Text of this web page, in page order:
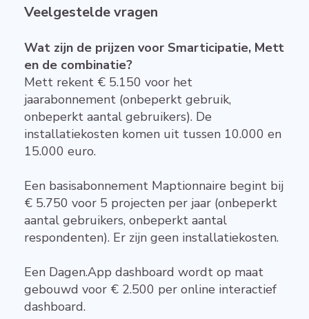
Veelgestelde vragen
Wat zijn de prijzen voor Smarticipatie, Mett
en de combinatie?
Mett rekent € 5.150 voor het
jaarabonnement (onbeperkt gebruik,
onbeperkt aantal gebruikers). De
installatiekosten komen uit tussen 10.000 en
15.000 euro.
Een basisabonnement Maptionnaire begint bij
€ 5.750 voor 5 projecten per jaar (onbeperkt
aantal gebruikers, onbeperkt aantal
respondenten). Er zijn geen installatiekosten.
Een Dagen.App dashboard wordt op maat
gebouwd voor € 2.500 per online interactief
dashboard.